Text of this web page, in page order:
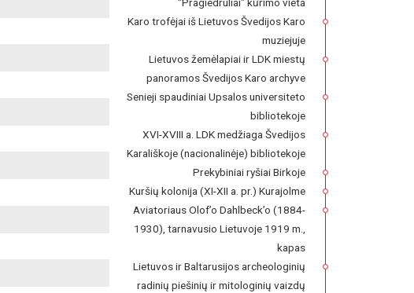
"Pragiedruliai" kūrimo vieta
Karo trofėjai iš Lietuvos Švedijos Karo
muziejuje
Lietuvos žemėlapiai ir LDK miestų
panoramos Švedijos Karo archyve
Senieji spaudiniai Upsalos universiteto
bibliotekoje
XVI-XVIII a. LDK medžiaga Švedijos
Karališkoje (nacionalinėje) bibliotekoje
Prekybiniai ryšiai Birkoje
Kuršių kolonija (XI-XII a. pr.) Kurajolme
Aviatoriaus Olof’o Dahlbeck’o (1884-
1930), tarnavusio Lietuvoje 1919 m.,
kapas
Lietuvos ir Baltarusijos archeologinių
radinių piešinių ir mitologinių vaizdų